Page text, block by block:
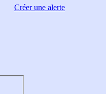
Créer une alerte